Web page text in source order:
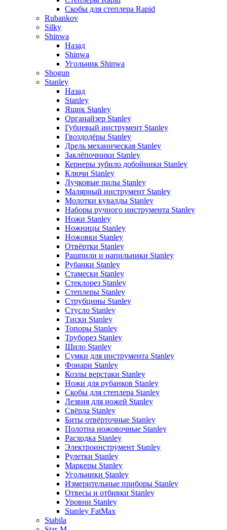
Скобы для cтеплера Rapid
Rubankov
Silky
Shinwa
Назад
Shinwa
Угольник Shinwa
Shogun
Stanley
Назад
Stanley
Ящик Stanley
Органайзер Stanley
Губцевый инструмент Stanley
Гвоздодёры Stanley
Дрель механическая Stanley
Заклёпочники Stanley
Кернеры зубило добойники Stanley
Ключи Stanley
Лучковые пилы Stanley
Малярный инструмент Stanley
Молотки кувалды Stanley
Наборы ручного инструмента Stanley
Ножи Stanley
Ножницы Stanley
Ножовки Stanley
Отвёртки Stanley
Рашпили и напильники Stanley
Рубанки Stanley
Стамески Stanley
Стеклорез Stanley
Степлеры Stanley
Струбцины Stanley
Стусло Stanley
Тиски Stanley
Топоры Stanley
Труборез Stanley
Шило Stanley
Сумки для инструмента Stanley
Фонари Stanley
Козлы верстаки Stanley
Ножи для рубанков Stanley
Скобы для степлера Stanley
Лезвия для ножей Stanley
Свёрла Stanley
Биты отвёрточные Stanley
Полотна ножовочные Stanley
Расходка Stanley
Электроинструмент Stanley
Рулетки Stanley
Маркеры Stanley
Угольники Stanley
Измерительные приборы Stanley
Отвесы и отбивки Stanley
Уровни Stanley
Stanley FatMax
Stabila